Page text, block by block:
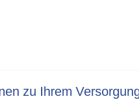
zu Ihrem